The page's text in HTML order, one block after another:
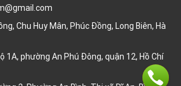
Chu Huy Mân, Phúc Đồng, Long Biên, Hà
1A, phường An Phú Đông, quận 12, Hồ Chí